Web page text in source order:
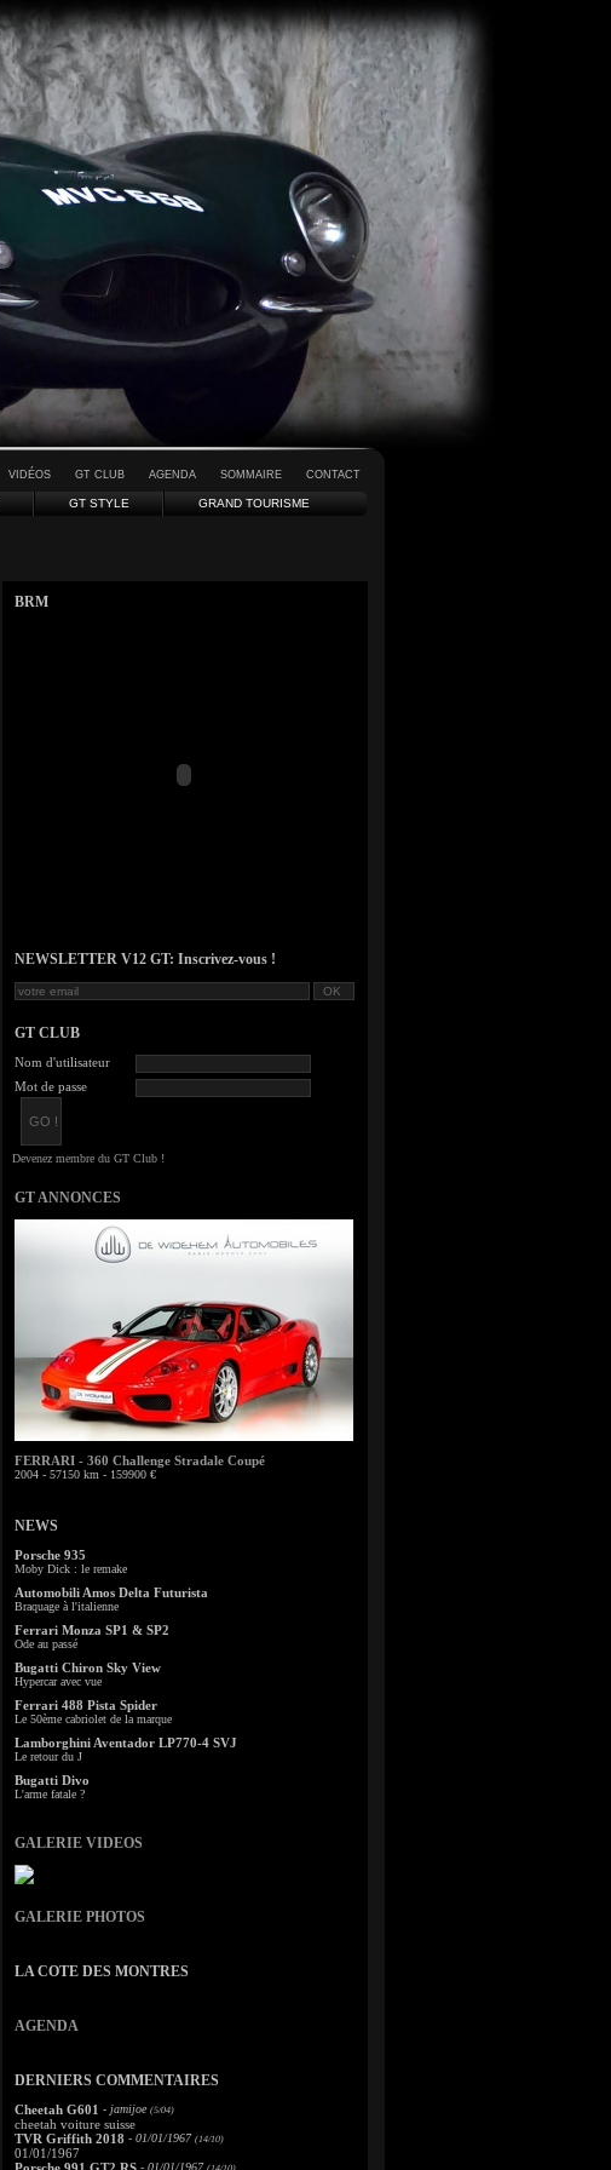
VIDÉOS GT CLUB AGENDA SOMMAIRE CONTACT
GT STYLE GRAND TOURISME
BRM
NEWSLETTER V12 GT: Inscrivez-vous !
GT CLUB
Nom d'utilisateur
Mot de passe
GT ANNONCES
FERRARI - 360 Challenge Stradale Coupé
2004 - 57150 km - 159900 €
NEWS
Porsche 935
Moby Dick : le remake
Automobili Amos Delta Futurista
Braquage à l'italienne
Ferrari Monza SP1 & SP2
Ode au passé
Bugatti Chiron Sky View
Hypercar avec vue
Ferrari 488 Pista Spider
Le 50ème cabriolet de la marque
Lamborghini Aventador LP770-4 SVJ
Le retour du J
Bugatti Divo
L'arme fatale ?
GALERIE VIDEOS
GALERIE PHOTOS
LA COTE DES MONTRES
AGENDA
DERNIERS COMMENTAIRES
Cheetah G601 - jamijoe (5/04)
cheetah voiture suisse
TVR Griffith 2018 - 01/01/1967 (14/10)
01/01/1967
- 01/01/1967